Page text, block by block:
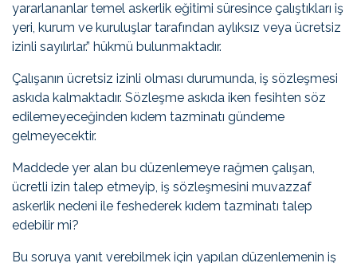
yararlananlar temel askerlik eğitimi süresince çalıştıkları iş
yeri, kurum ve kuruluşlar tarafından aylıksız veya ücretsiz
izinli sayılırlar.” hükmü bulunmaktadır.
Çalışanın ücretsiz izinli olması durumunda, iş sözleşmesi
askıda kalmaktadır. Sözleşme askıda iken fesihten söz
edilemeyeceğinden kıdem tazminatı gündeme
gelmeyecektir.
Maddede yer alan bu düzenlemeye rağmen çalışan,
ücretli izin talep etmeyip, iş sözleşmesini muvazzaf
askerlik nedeni ile feshederek kıdem tazminatı talep
edebilir mi?
Bu soruya yanıt verebilmek için yapılan düzenlemenin iş